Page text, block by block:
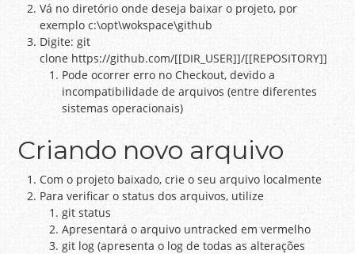
Vá no diretório onde deseja baixar o projeto, por
exemplo c:\opt\wokspace\github
Digite: git
clone https://github.com/[[DIR_USER]]/[[REPOSITORY]]
Pode ocorrer erro no Checkout, devido a
incompatibilidade de arquivos (entre diferentes
sistemas operacionais)
Criando novo arquivo
Com o projeto baixado, crie o seu arquivo localmente
Para verificar o status dos arquivos, utilize
git status
Apresentará o arquivo untracked em vermelho
git log (apresenta o log de todas as alterações